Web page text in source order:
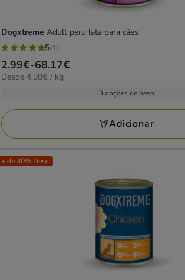
Dogxtreme Adult peru lata para cães
5
estrelas
com
avaliações
5(1)
Preço
de
68.17€
2.99€-68.17€
4.98€
Desde 4.98€ / kg
3 opções de peso
Adicionar
+ de 30% Desc.